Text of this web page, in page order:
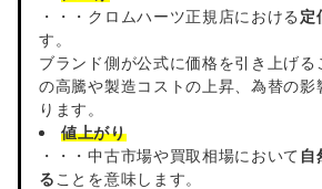
・・・クロムハーツ正規店における 定
す。
ブランド側が公式に価格を引き上げ
の高騰や製造コストの上昇、為替の影
ります。
値上がり
・・・中古市場や買取相場において 自
る ことを意味します。